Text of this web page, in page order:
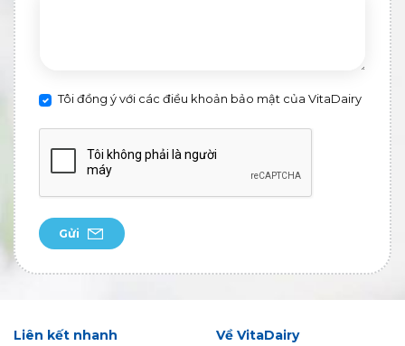
Tôi đồng ý với các điều khoản bảo mật của VitaDairy
Gửi
Liên kết nhanh Về VitaDairy